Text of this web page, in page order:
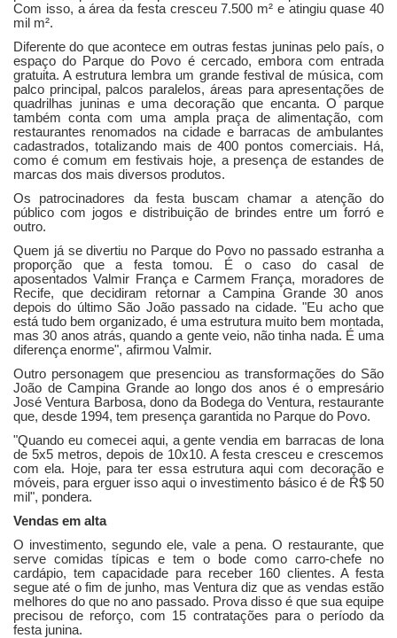
Com isso, a área da festa cresceu 7.500 m² e atingiu quase 40
mil m².
Diferente do que acontece em outras festas juninas pelo país, o
espaço do Parque do Povo é cercado, embora com entrada
gratuita. A estrutura lembra um grande festival de música, com
palco principal, palcos paralelos, áreas para apresentações de
quadrilhas juninas e uma decoração que encanta. O parque
também conta com uma ampla praça de alimentação, com
restaurantes renomados na cidade e barracas de ambulantes
cadastrados, totalizando mais de 400 pontos comerciais. Há,
como é comum em festivais hoje, a presença de estandes de
marcas dos mais diversos produtos.
Os patrocinadores da festa buscam chamar a atenção do
público com jogos e distribuição de brindes entre um forró e
outro.
Quem já se divertiu no Parque do Povo no passado estranha a
proporção que a festa tomou. É o caso do casal de
aposentados Valmir França e Carmem França, moradores de
Recife, que decidiram retornar a Campina Grande 30 anos
depois do último São João passado na cidade. "Eu acho que
está tudo bem organizado, é uma estrutura muito bem montada,
mas 30 anos atrás, quando a gente veio, não tinha nada. É uma
diferença enorme", afirmou Valmir.
Outro personagem que presenciou as transformações do São
João de Campina Grande ao longo dos anos é o empresário
José Ventura Barbosa, dono da Bodega do Ventura, restaurante
que, desde 1994, tem presença garantida no Parque do Povo.
"Quando eu comecei aqui, a gente vendia em barracas de lona
de 5x5 metros, depois de 10x10. A festa cresceu e crescemos
com ela. Hoje, para ter essa estrutura aqui com decoração e
móveis, para erguer isso aqui o investimento básico é de R$ 50
mil", pondera.
Vendas em alta
O investimento, segundo ele, vale a pena. O restaurante, que
serve comidas típicas e tem o bode como carro-chefe no
cardápio, tem capacidade para receber 160 clientes. A festa
segue até o fim de junho, mas Ventura diz que as vendas estão
melhores do que no ano passado. Prova disso é que sua equipe
precisou de reforço, com 15 contratações para o período da
festa junina.